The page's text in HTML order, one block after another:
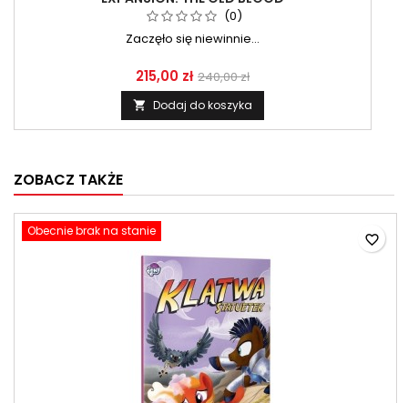
(0)
Zaczęło się niewinnie...
215,00 zł 240,00 zł
 Dodaj do koszyka
ZOBACZ TAKŻE
Obecnie brak na stanie
favorite_border